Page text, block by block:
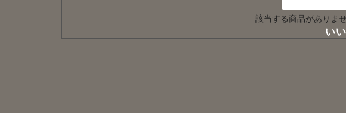
該当する商品がありま
い